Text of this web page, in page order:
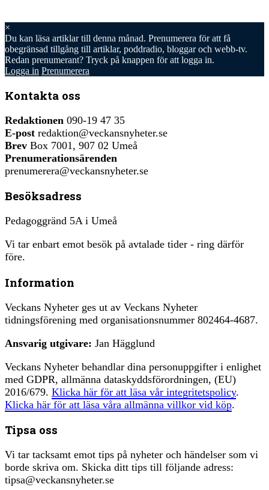
×
Du kan läsa artiklar till denna månad. Prenumerera för att få
obegränsad tillgång till artiklar, poddradio, bloggar och webb-tv.
Redan prenumerant? Tryck på knappen för att logga in.
Logga in Prenumerera
Kontakta oss
Redaktionen 090-19 47 35
E-post redaktion@veckansnyheter.se
Brev Box 7001, 907 02 Umeå
Prenumerationsärenden
prenumerera@veckansnyheter.se
Besöksadress
Pedagoggränd 5A i Umeå
Vi tar enbart emot besök på avtalade tider - ring därför
före.
Information
Veckans Nyheter ges ut av Veckans Nyheter
tidningsförening med organisationsnummer 802464-4687.
Ansvarig utgivare: Jan Hägglund
Veckans Nyheter behandlar dina personuppgifter i enlighet
med GDPR, allmänna dataskyddsförordningen, (EU)
2016/679. Klicka här för att läsa vår integritetspolicy.
Klicka här för att läsa våra allmänna villkor vid köp.
Tipsa oss
Vi tar tacksamt emot tips på nyheter och händelser som vi
borde skriva om. Skicka ditt tips till följande adress:
tipsa@veckansnyheter.se